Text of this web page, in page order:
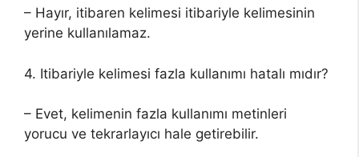
– Hayır, itibaren kelimesi itibariyle kelimesinin
yerine kullanılamaz.
4. Itibariyle kelimesi fazla kullanımı hatalı mıdır?
– Evet, kelimenin fazla kullanımı metinleri
yorucu ve tekrarlayıcı hale getirebilir.